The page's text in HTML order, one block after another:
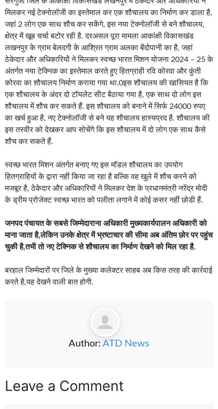
मिलकर नई टेक्नोलॉजी का इस्तेमाल कर एक शौचालय का निर्माण कर डाला है,
जहां 2 लोग एक साथ शौच कर सकेंगे, इस नया टेक्नोलॉजी से बने शौचालय,
क्षेत्र में खूब चर्चा बटोर रही है. दरअसल पूरा मामला आकांक्षी विकासखंड
लखनपुर के ग्राम बेलदगी के आश्रित ग्राम अलका बेंदोपानी का है, जहां
ठेकेदार और अधिकारियों ने मिलकर स्वच्छ भारत मिशन योजना 2024 – 25 के
अंतर्गत नया टेक्निक का इस्तेमाल करते हुए हितग्राही रवि कोरवा और कुंती
कोरवा का शौचालय निर्माण कराया गया था.0इस शौचालय की खासियत है कि
एक शौचालय के अंदर दो टॉयलेट सीट बैठाया गया है, एक साथ दो लोग इस
शौचालय में शौच कर सकते हैं. इस शौचालय को बनाने में सिर्फ 24000 रुपए
का खर्च हुआ है, नए टेक्नोलॉजी से बने यह शौचालय हास्यप्रद है. शौचालय की
इस तस्वीर को देखकर आप सोचेंगे कि इस शौचालय में दो लोग एक साथ कैसे
शौच कर सकते हैं.
स्वच्छ भारत मिशन अंतर्गत बनाए गए इस मॉडल शौचालय का उपयोग
हितग्राहियों के द्वारा नहीं किया जा रहा है बल्कि वह खुले में शौच करने को
मजबूर है, ठेकेदार और अधिकारियों ने मिलकर देश के प्रधानमंत्री नरेंद्र मोदी
के ड्रीम प्रोजेक्ट स्वच्छ भारत को पलीता लगाने में कोई कसर नहीं छोडी हैं.
जनपद पंचायत के सबसे जिम्मेदाराना अधिकारी मुख्यकार्यपालन अधिकारी को
माना जाता है,लेकिन उनके क्षेत्र में भ्रष्टाचार की सीमा अब अंतिम छोर पर पहुंच
चुकी है,तभी तो नए टेक्निक से शौचालय का निर्माण देखने को मिल रहा है.
बरहाल जिम्मेदारों पर जिले के मुख्या कलेक्टर साहब अब किस तरह की कार्रवाई
करते है,यह देखने वाली बात होगी.
Author: ATD News
Leave a Comment